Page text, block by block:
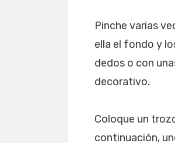
Pinche varias
ella el fondo y
dedos o con
decorativo.
Coloque un
continuación,